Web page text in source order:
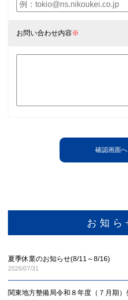
お 知 ら
夏季休業のお知らせ(8/11～8/16)
2026/07/31
関東地方整備局令和８年度（７月期
お問い合わせ内容※